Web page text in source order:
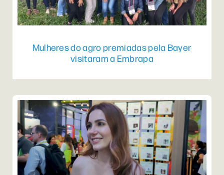
Mulheres do agro premiadas pela Bayer
visitaram a Embrapa